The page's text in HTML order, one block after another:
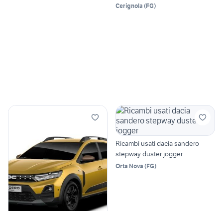
Cerignola (FG)
Ricambi usati dacia sandero
stepway duster jogger
Orta Nova (FG)